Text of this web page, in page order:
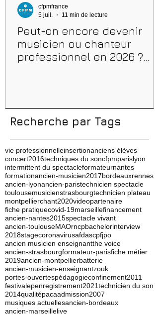
Peut-on encore devenir
musicien ou chanteur
professionnel en 2026 ?
cfpmfrance
5 juil.
11 min de lecture
Recherche par Tags
vie professionnelleinsertionanciens élèves
concert2016techniques du soncfpmparislyon
intermittent du spectacleformateurnantes
formationancien-musicien2017bordeauxrennes
ancien-lyonancien-paristechnicien spectacle
toulousemusicienstrasbourgtechnicien plateau
montpellierchant2020videopartenaire
fiche pratiquecovid-19marseillefinancement
ancien-nantes2015spectacle vivant
ancien-toulouseMAOrncpbachelorinterview
2018stagecoronavirusafdascpfjpo
ancien musicien enseignantthe voice
ancien-strasbourgformateur-parisfiche métier
2019ancien-montpellierbatterie
ancien-musicien-enseignantzouk
portes-ouvertespédagogieconfinement2011
festivalepenregistrement2021technicien du son
2014qualitépacaadmission2007
musiques actuellesancien-bordeaux
ancien-marseillelive